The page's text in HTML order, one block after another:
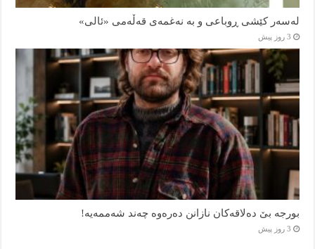
لەسەر کێشی ڕوباعی و به نەغمەی قەڵەمی «ئالی»
3 روز پیش
بورجە بێ دەلاقەکان نازانن دەرەوە چەند شەممەیە!
3 روز پیش